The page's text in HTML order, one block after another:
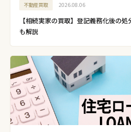
不動産買取 2026.08.06
【相続実家の買取】登記義務化後の
も解説